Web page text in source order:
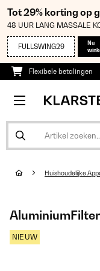
Tot 29% korting op
48 UUR LANG MASSALE
FULLSWING29
Nu
Flexibele betalingen
Huishoudelijke
NIEUW